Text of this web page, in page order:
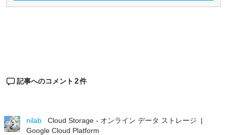
記事へのコメント 2件
nilab
Cloud Storage - オンライン データ ストレージ |
Google Cloud Platform